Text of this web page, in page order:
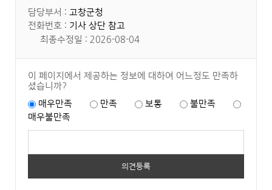
담당부서 : 고창군청
전화번호 : 기사 상단 참고
최종수정일 : 2026-08-04
이 페이지에서 제공하는 정보에 대하여 어느정도 만족하
셨습니까?
매우만족
만족 보통
불만족
매우불만족